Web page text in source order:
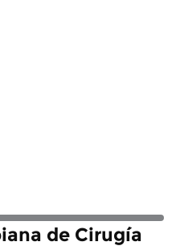
de Cirugía